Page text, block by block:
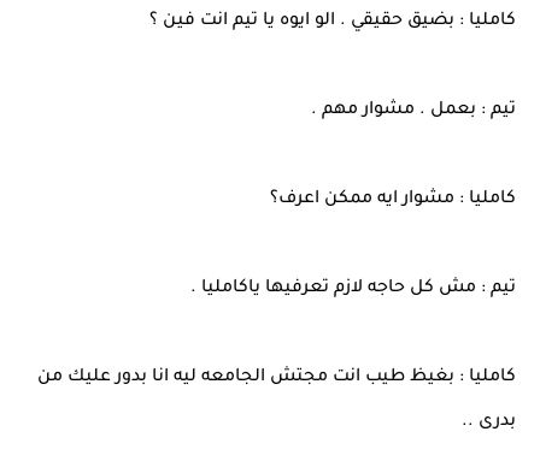
كامليا : بضيق حقيقي . الو ايوه يا تيم انت فين ؟
تيم : بعمل . مشوار مهم .
كامليا : مشوار ايه ممكن اعرف؟
تيم : مش كل حاجه لازم تعرفيها ياكامليا .
كامليا : بغيظ طيب انت مجتش الجامعه ليه انا بدور عليك من
بدرى ..